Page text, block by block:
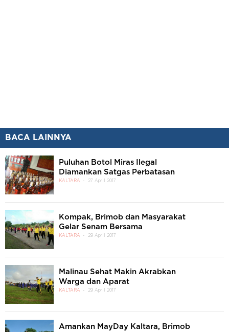
BACA LAINNYA
Puluhan Botol Miras Ilegal
Diamankan Satgas Perbatasan
KALTARA 27 April 2017
Kompak, Brimob dan Masyarakat
Gelar Senam Bersama
KALTARA 29 April 2017
Malinau Sehat Makin Akrabkan
Warga dan Aparat
KALTARA 29 April 2017
Amankan MayDay Kaltara, Brimob